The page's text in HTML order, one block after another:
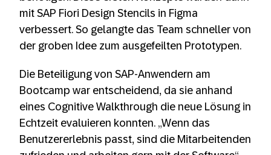
mit SAP Fiori Design Stencils in Figma
verbessert. So gelangte das Team schneller von
der groben Idee zum ausgefeilten Prototypen.
Die Beteiligung von SAP-Anwendern am
Bootcamp war entscheidend, da sie anhand
eines Cognitive Walkthrough die neue Lösung in
Echtzeit evaluieren konnten. „Wenn das
Benutzererlebnis passt, sind die Mitarbeitenden